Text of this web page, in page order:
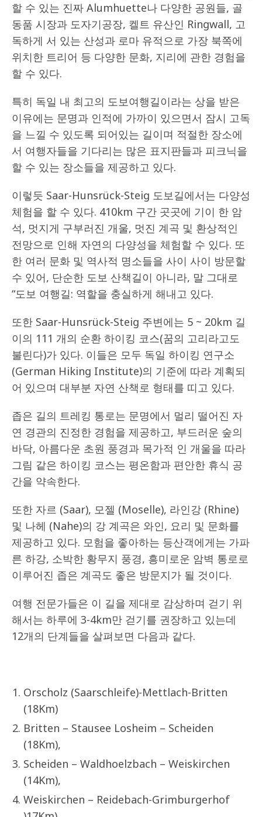
할 수 있는 진짜 Alumhuette나 다양한 공원들, 골
동품 시장과 도자기공장, 켈트 유산인 Ringwall, 고
독하게 서 있는 산성과 로마 유적으로 가장 북쪽에
위치한 트리어 등 다양한 문화, 지리에 관한 경험을
할 수 있다.
특히 독일 내 최고의 도보여행길이라는 상을 받은
이유에는 문명과 인적에 가까이 있으면서 잠시 고독
을 느낄 수 있도록 되어있는 길이며 적절한 장소에
서 여행자들을 기다리는 많은 표지판들과 피크닉을
할 수 있는 장소들을 제공하고 있다.
이렇듯 Saar-Hunsrück-Steig 도보길에서는 다양성
체험을 할 수 있다. 410km 구간 곳곳에 기이 한 암
석, 멋지게 구부러진 개울, 멋진 계곡 및 환상적인
전망으로 인해 자연의 다양성을 체험할 수 있다. 또
한 여러 문화 및 역사적 명소들을 사이 사이 방문할
수 있어, 단순한 도보 산책길이 아니라, 말 그대로
“도보 여행길: 역할을 충실하게 해내고 있다.
또한 Saar-Hunsrück-Steig 주변에는 5 ~ 20km 길
이의 111 개의 순환 하이킹 코스(꿈의 고리라고도
불린다)가 있다. 이들은 모두 독일 하이킹 연구소
(German Hiking Institute)의 기준에 따라 계획되
어 있으며 대부분 자연 산책로 형태를 띠고 있다.
좁은 길의 트레킹 통로는 문명에서 멀리 떨어진 자
연 경관의 진정한 경험을 제공하고, 부드러운 숲의
바닥, 아름다운 초원 풍경과 목가적 인 개울을 따라
그림 같은 하이킹 코스는 평온함과 편안한 휴식 공
간을 약속한다.
또한 자르 (Saar), 모젤 (Moselle), 라인강 (Rhine)
및 나헤 (Nahe)의 강 계곡은 와인, 요리 및 문화를
제공하고 있다. 모험을 좋아하는 등산객에게는 가파
른 하강, 소박한 황무지 풍경, 흥미로운 암벽 통로로
이루어진 좁은 계곡도 좋은 방문지가 될 것이다.
여행 전문가들은 이 길을 제대로 감상하며 걷기 위
해서는 하루에 3-4km만 걷기를 권장하고 있는데
12개의 단계들을 살펴보면 다음과 같다.
Orscholz (Saarschleife)-Mettlach-Britten
(18Km)
Britten – Stausee Losheim – Scheiden
(18Km),
Scheiden – Waldhoelzbach – Weiskirchen
(14Km),
Weiskirchen – Reidebach-Grimburgerhof